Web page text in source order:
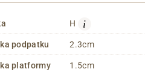
H i
podpatku 2.3cm
platformy 1.5cm